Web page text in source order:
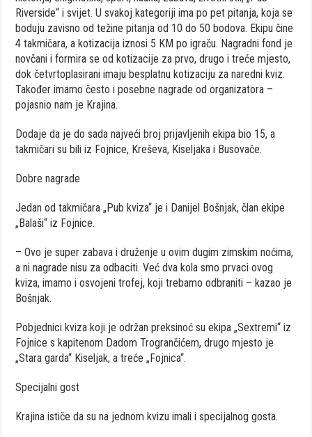
Riverside“ i svijet. U svakoj kategoriji ima po pet pitanja, koja se
boduju zavisno od težine pitanja od 10 do 50 bodova. Ekipu čine
4 takmičara, a kotizacija iznosi 5 KM po igraču. Nagradni fond je
novčani i formira se od kotizacije za prvo, drugo i treće mjesto,
dok četvrtoplasirani imaju besplatnu kotizaciju za naredni kviz.
Također imamo često i posebne nagrade od organizatora –
pojasnio nam je Krajina.
Dodaje da je do sada najveći broj prijavljenih ekipa bio 15, a
takmičari su bili iz Fojnice, Kreševa, Kiseljaka i Busovače.
Dobre nagrade
Jedan od takmičara „Pub kviza“ je i Danijel Bošnjak, član ekipe
„Balaši“ iz Fojnice.
– Ovo je super zabava i druženje u ovim dugim zimskim noćima,
a ni nagrade nisu za odbaciti. Već dva kola smo prvaci ovog
kviza, imamo i osvojeni trofej, koji trebamo odbraniti – kazao je
Bošnjak.
Pobjednici kviza koji je održan preksinoć su ekipa „Sextremi“ iz
Fojnice s kapitenom Dadom Trogrančićem, drugo mjesto je
„Stara garda“ Kiseljak, a treće „Fojnica“.
Specijalni gost
Krajina ističe da su na jednom kvizu imali i specijalnog gosta.